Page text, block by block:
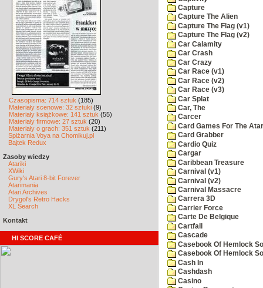
Czasopisma: 714 sztuk (185)
Materiały scenowe: 32 sztuki (9)
Materiały książkowe: 141 sztuk (55)
Materiały firmowe: 27 sztuk (20)
Materiały o grach: 351 sztuk (211)
Spiżarnia Voya na Chomikuj.pl
Bajtek Redux
Zasoby wiedzy
Atariki
XWiki
Gury's Atari 8-bit Forever
Atarimania
Atari Archives
Drygol's Retro Hacks
XL Search
Kontakt
HI SCORE CAFÉ
Capture
Capture The Alien
Capture The Flag (v1)
Capture The Flag (v2)
Car Calamity
Car Crash
Car Crazy
Car Race (v1)
Car Race (v2)
Car Race (v3)
Car Splat
Car, The
Carcer
Card Games For The
Card Grabber
Cardio Quiz
Cargar
Caribbean Treasure
Carnival (v1)
Carnival (v2)
Carnival Massacre
Carrera 3D
Carrier Force
Carte De Belgique
Cartfall
Cascade
Casebook Of Hemlock
Casebook Of Hemlock
Cash In
Cashdash
Casino